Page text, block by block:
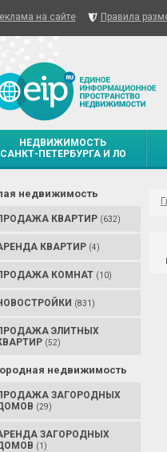
на сайте Правила
НЕДВИЖИМОСТЬ
САНКТ-ПЕТЕРБУРГА И ЛО
недвижимость
КВАРТИР (632)
КВАРТИР (4)
КОМНАТ (10)
(831)
ЭЛИТНЫХ
(52)
недвижимость
ЗАГОРОДНЫХ
(29)
ЗАГОРОДНЫХ
(1)